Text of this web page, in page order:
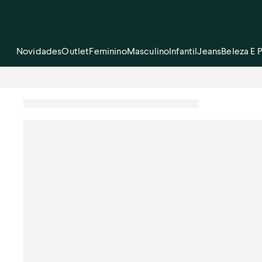
NovidadesOutletFemininoMasculinoInfantilJeansBeleza E